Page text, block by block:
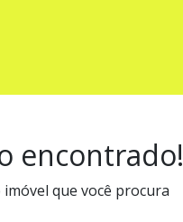
encontrado!
que você procura